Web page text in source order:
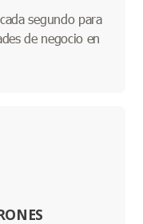
segundo para
de negocio en